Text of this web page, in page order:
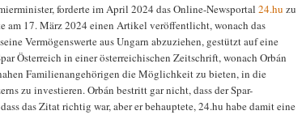
forderte im April 2024 das Online-Newsportal 24.hu zu
am 17. März 2024 einen Artikel veröffentlicht, wonach das
Vermögenswerte aus Ungarn abzuziehen, gestützt auf eine
Österreich in einer österreichischen Zeitschrift, wonach Orbán
Familienangehörigen die Möglichkeit zu bieten, in die
zu investieren. Orbán bestritt gar nicht, dass der Spar-
das Zitat richtig war, aber er behauptete, 24.hu habe damit eine